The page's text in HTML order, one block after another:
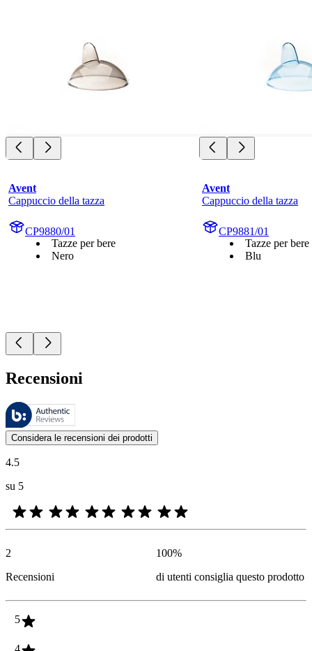
Avent
Cappuccio della tazza
CP9880/01
Tazze per bere
Nero
Avent
Cappuccio della tazza
CP9881/01
Tazze per bere
Blu
Recensioni
Queste recensioni sono gestite da Bazaarvoice e sono conformi
Le valutazioni dei prodotti e le classificazioni in stelle da parte degli
Considera le recensioni dei prodotti
4.5
su 5
2
Recensioni
100%
di utenti consiglia questo prodotto
5